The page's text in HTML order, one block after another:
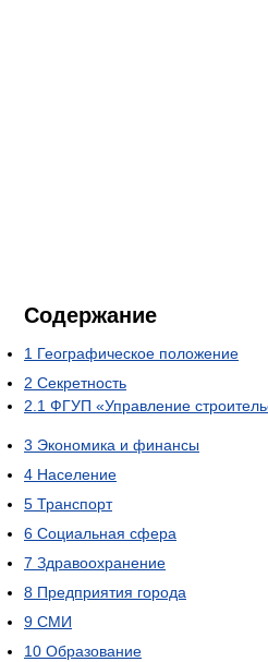
Содержание
1 Географическое положение
2 Секретность
2.1 ФГУП «Управление
3 Экономика и финансы
4 Население
5 Транспорт
6 Социальная сфера
7 Здравоохранение
8 Предприятия города
9 СМИ
10 Образование